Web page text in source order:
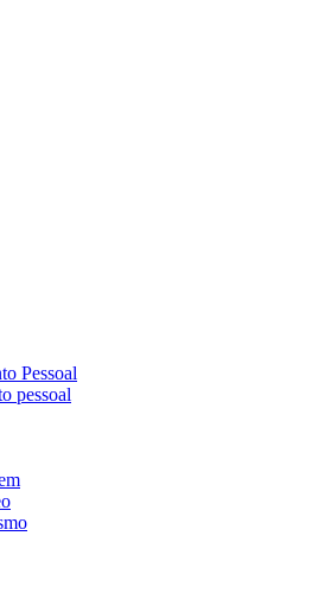
Pessoal
pessoal